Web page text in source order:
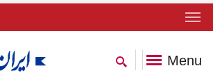
Menu